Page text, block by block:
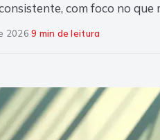
com foco no que
2026·9 min de leitura